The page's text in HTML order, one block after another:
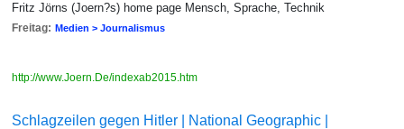
Fritz Jörns (Joern?s) home page Mensch, Sprache, Technik
Freitag: Medien > Journalismus
http://www.Joern.De/indexab2015.htm
Schlagzeilen gegen Hitler | National Geographic |